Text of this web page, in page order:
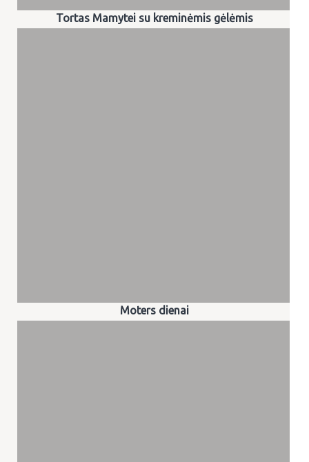
Tortas Mamytei su kreminėmis gėlėmis
Moters dienai